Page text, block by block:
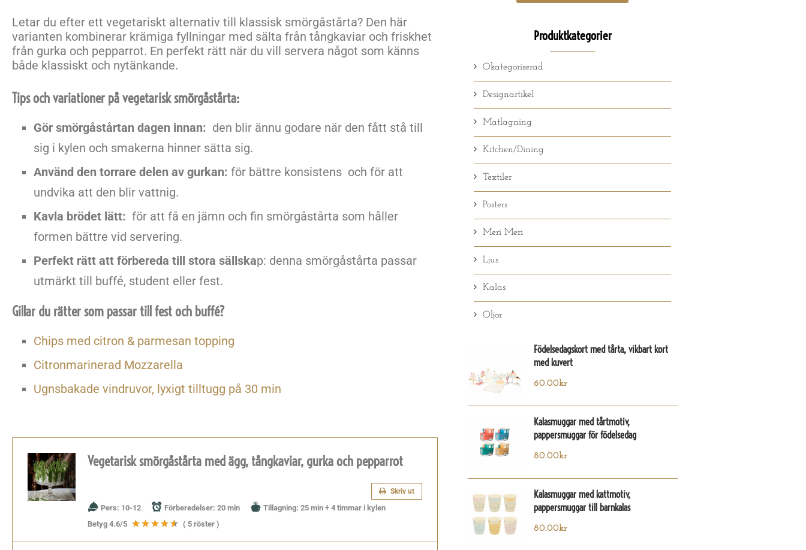
Letar du efter ett vegetariskt alternativ till klassisk smörgåstårta? Den här
varianten kombinerar krämiga fyllningar med sälta från tångkaviar och friskhet
från gurka och pepparrot. En perfekt rätt när du vill servera något som känns
både klassiskt och nytänkande.
Tips och variationer på vegetarisk smörgåstårta:
Gör smörgåstårtan dagen innan: den blir ännu godare när den fått stå till
sig i kylen och smakerna hinner sätta sig.
Använd den torrare delen av gurkan: för bättre konsistens och för att
undvika att den blir vattnig.
Kavla brödet lätt: för att få en jämn och fin smörgåstårta som håller
formen bättre vid servering.
Perfekt rätt att förbereda till stora sällskap: denna smörgåstårta passar
utmärkt till buffé, student eller fest.
Gillar du rätter som passar till fest och buffé?
Chips med citron & parmesan topping
Citronmarinerad Mozzarella
Ugnsbakade vindruvor, lyxigt tilltugg på 30 min
Vegetarisk smörgåstårta med ägg, tångkaviar, gurka och pepparrot
Skriv ut
Pers: 10-12 Förberedelser: 20 min Tillagning: 25 min + 4 timmar i kylen
Betyg 4.6/5 ( 5 röster )
Produktkategorier
Okategoriserad
Designartikel
Matlagning
Kitchen/Dining
Textiler
Posters
Meri Meri
Ljus
Kalas
Oljor
Födelsedagskort med tårta, vikbart kort
med kuvert
60.00kr
Kalasmuggar med tårtmotiv,
pappersmuggar för födelsedag
80.00kr
Kalasmuggar med kattmotiv,
pappersmuggar till barnkalas
80.00kr